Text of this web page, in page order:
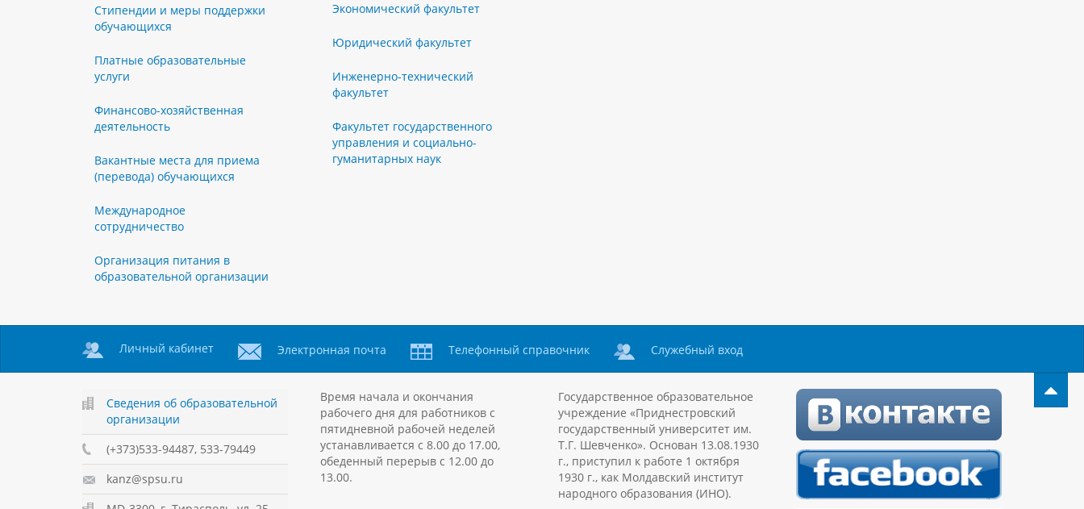
Стипендии и меры поддержки
обучающихся
Платные образовательные
услуги
Финансово-хозяйственная
деятельность
Вакантные места для приема
(перевода) обучающихся
Международное
сотрудничество
Организация питания в
образовательной организации
Экономический факультет
Юридический факультет
Инженерно-технический
факультет
Факультет государственного
управления и социально-
гуманитарных наук
Личный кабинет Электронная почта Телефонный справочник Служебный вход
Сведения об образовательной
организации
(+373)533-94487, 533-79449
kanz@spsu.ru
Время начала и окончания
рабочего дня для работников с
пятидневной рабочей неделей
устанавливается с 8.00 до 17.00,
обеденный перерыв с 12.00 до
13.00.
Государственное образовательное
учреждение «Приднестровский
государственный университет им.
Т.Г. Шевченко». Основан 13.08.1930
г., приступил к работе 1 октября
1930 г., как Молдавский институт
народного образования (ИНО).